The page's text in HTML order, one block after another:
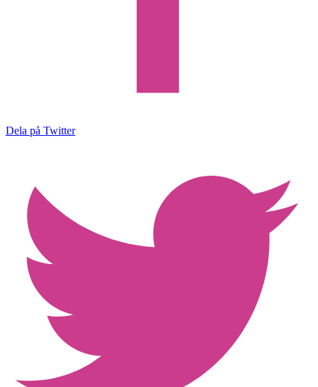
Dela på Twitter